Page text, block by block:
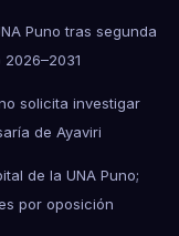
Puno tras segunda
solicita investigar
de Ayaviri
de la UNA Puno;
por oposición